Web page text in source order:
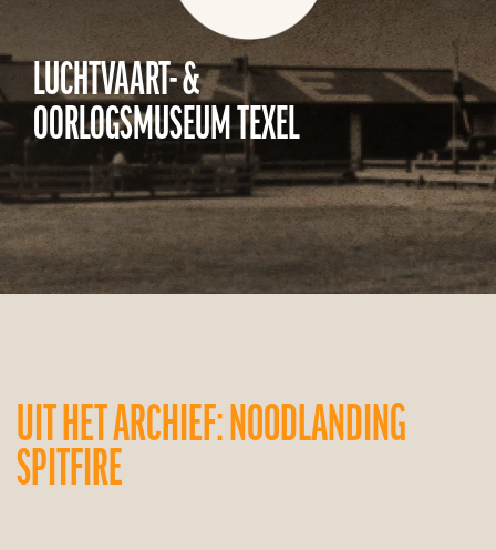
LUCHTVAART- &
OORLOGSMUSEUM TEXEL
UIT HET ARCHIEF: NOODLANDING
SPITFIRE